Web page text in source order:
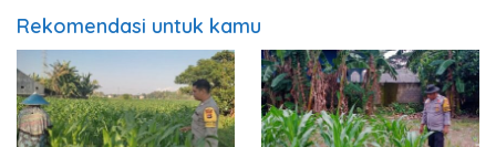
Rekomendasi untuk kamu